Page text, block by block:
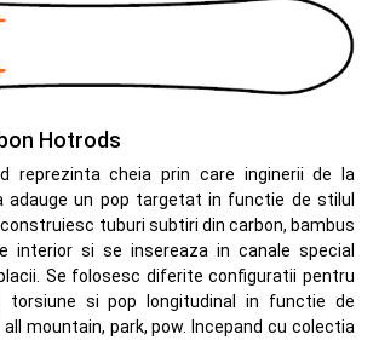
Hotrods
reprezinta cheia prin care inginerii de la
adauge un pop targetat in functie de stilul
tuburi subtiri din carbon, bambus
interior si se insereaza in canale special
Se folosesc diferite configuratii pentru
torsiune si pop longitudinal in functie de
mountain, park, pow. Incepand cu colectia